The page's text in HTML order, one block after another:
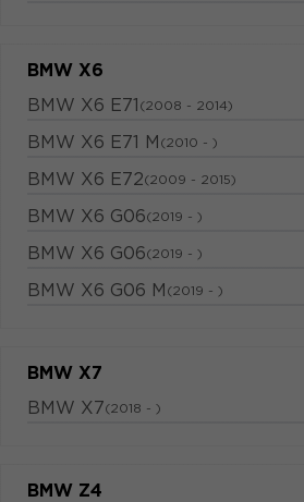
BMW X6
BMW X6 E71 (2008 - 2014)
BMW X6 E71 M (2010 - )
BMW X6 E72(2009 - 2015)
BMW X6 G06(2019 - )
BMW X6 G06(2019 - )
BMW X6 G06 M (2019 - )
BMW X7
BMW X7(2018 - )
BMW Z4